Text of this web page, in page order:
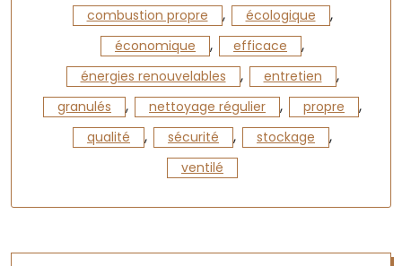
combustion propre , écologique ,
économique , efficace ,
énergies renouvelables , entretien ,
granulés , nettoyage régulier , propre ,
qualité , sécurité , stockage ,
ventilé